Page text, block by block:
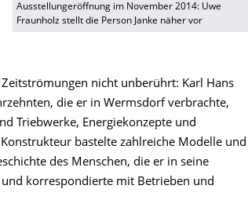
Ausstellungeröffnung im November 2014: Uwe
Fraunholz stellt die Person Janke näher vor
nicht unberührt: Karl Hans
die er in Wermsdorf verbrachte,
Triebwerke, Energiekonzepte und
bastelte zahlreiche Modelle und
des Menschen, die er in seine
korrespondierte mit Betrieben und